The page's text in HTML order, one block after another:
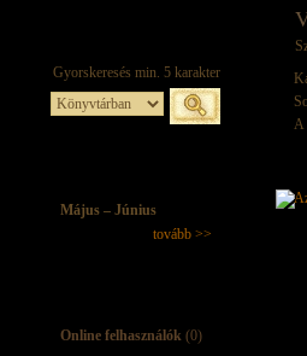
Május – Június
tovább >>
Online felhasználók (0)
A